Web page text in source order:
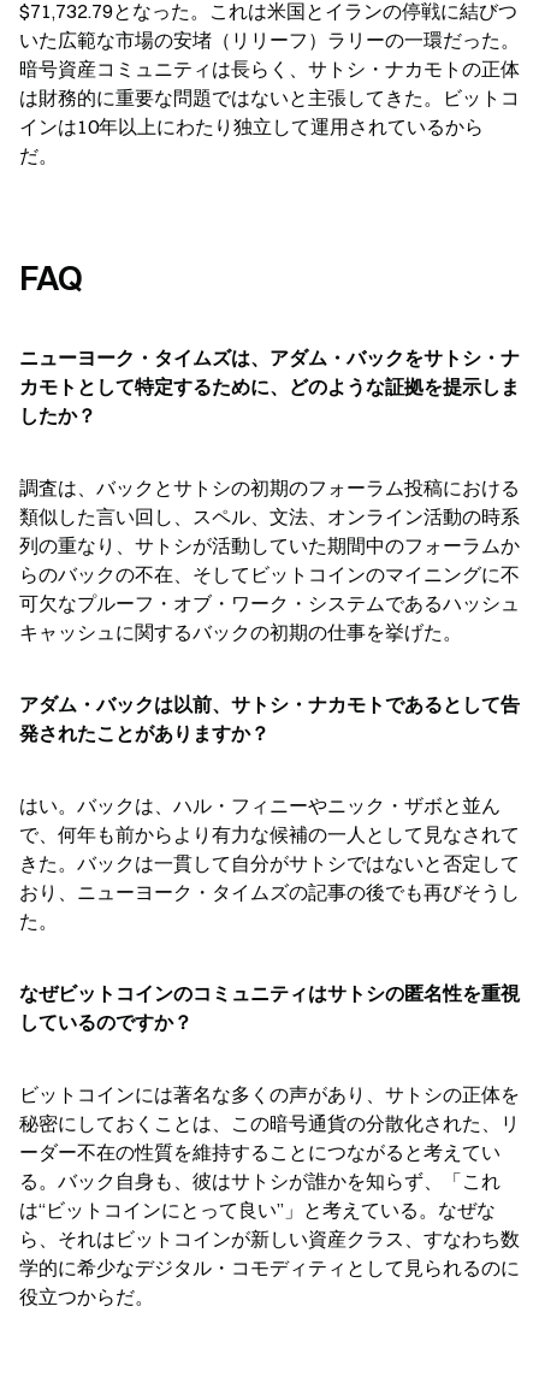
$71,732.79となった。これは米国とイランの停戦に結びつ
いた広範な市場の安堵（リリーフ）ラリーの一環だった。
暗号資産コミュニティは長らく、サトシ・ナカモトの正体
は財務的に重要な問題ではないと主張してきた。ビットコ
インは10年以上にわたり独立して運用されているから
だ。
FAQ
ニューヨーク・タイムズは、アダム・バックをサトシ・ナ
カモトとして特定するために、どのような証拠を提示しま
したか？
調査は、バックとサトシの初期のフォーラム投稿における
類似した言い回し、スペル、文法、オンライン活動の時系
列の重なり、サトシが活動していた期間中のフォーラムか
らのバックの不在、そしてビットコインのマイニングに不
可欠なプルーフ・オブ・ワーク・システムであるハッシュ
キャッシュに関するバックの初期の仕事を挙げた。
アダム・バックは以前、サトシ・ナカモトであるとして告
発されたことがありますか？
はい。バックは、ハル・フィニーやニック・ザボと並ん
で、何年も前からより有力な候補の一人として見なされて
きた。バックは一貫して自分がサトシではないと否定して
おり、ニューヨーク・タイムズの記事の後でも再びそうし
た。
なぜビットコインのコミュニティはサトシの匿名性を重視
しているのですか？
ビットコインには著名な多くの声があり、サトシの正体を
秘密にしておくことは、この暗号通貨の分散化された、リ
ーダー不在の性質を維持することにつながると考えてい
る。バック自身も、彼はサトシが誰かを知らず、「これ
は“ビットコインにとって良い”」と考えている。なぜな
ら、それはビットコインが新しい資産クラス、すなわち数
学的に希少なデジタル・コモディティとして見られるのに
役立つからだ。